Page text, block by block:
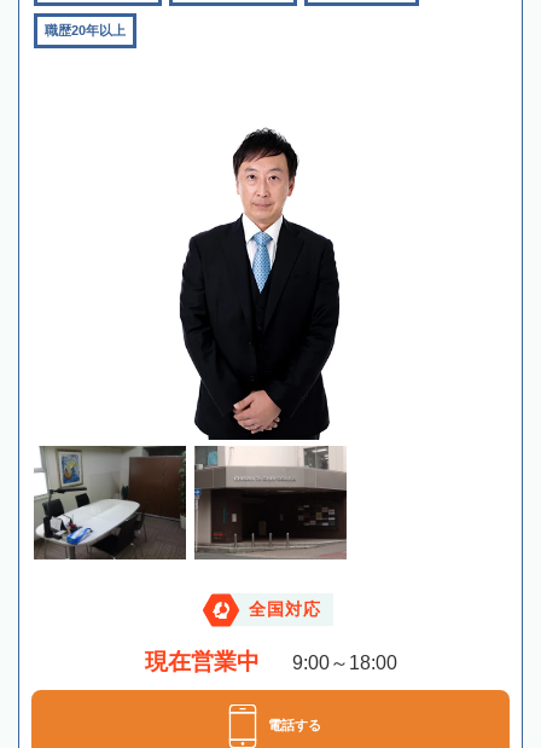
職歴20年以上
全国対応
現在営業中 9:00～18:00
電話する